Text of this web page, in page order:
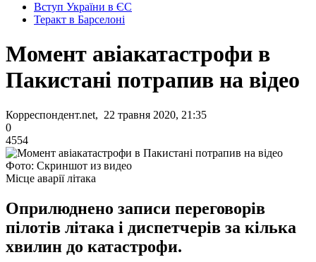
Вступ України в ЄС
Теракт в Барселоні
Момент авіакатастрофи в
Пакистані потрапив на відео
Корреспондент.net, 22 травня 2020, 21:35
0
4554
Фото: Скриншот из видео
Місце аварії літака
Оприлюднено записи переговорів
пілотів літака і диспетчерів за кілька
хвилин до катастрофи.